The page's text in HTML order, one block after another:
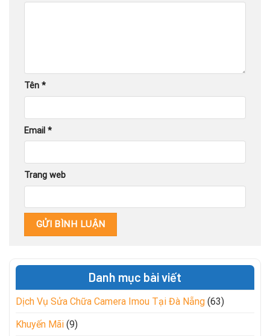
Tên *
Email *
Trang web
Danh mục bài viết
Dịch Vụ Sửa Chữa Camera Imou Tại Đà Nẵng (63)
Khuyến Mãi (9)